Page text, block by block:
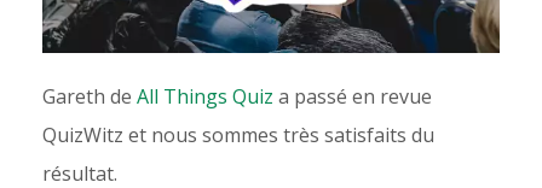
Gareth de All Things Quiz a passé en revue
QuizWitz et nous sommes très satisfaits du
résultat.